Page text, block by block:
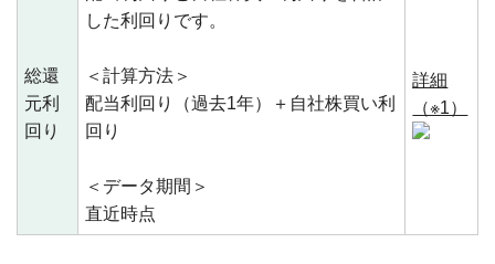
総還
元利
回り
した利回りです。
＜計算方法＞
配当利回り（過去1年）＋自社株買い利
回り
＜データ期間＞
直近時点
詳細
（※1）